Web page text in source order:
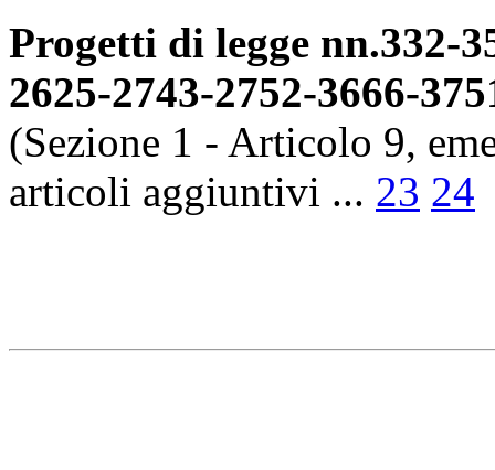
Progetti di legge nn.332-
2625-2743-2752-3666-
(Sezione 1 - Articolo 9,
articoli aggiuntivi ... 23 24